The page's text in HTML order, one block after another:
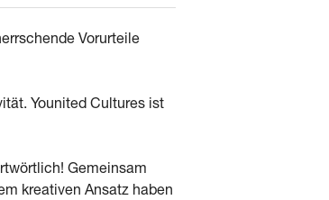
Vorurteile
Younited Cultures ist
Gemeinsam
kreativen Ansatz haben